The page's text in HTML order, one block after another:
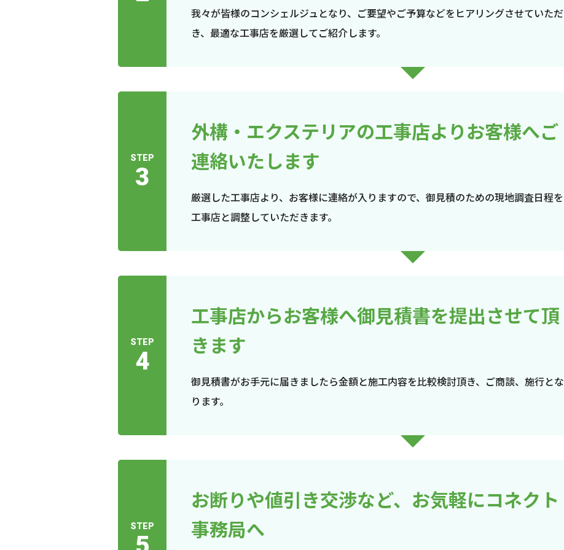
我々が皆様のコンシェルジュとなり、ご要望やご予算などをヒアリングさせていただ
き、最適な工事店を厳選してご紹介します。
STEP
3
外構・エクステリアの工事店よりお客様へご
連絡いたします
厳選した工事店より、お客様に連絡が入りますので、御見積のための現地調査日程を
工事店と調整していただきます。
STEP
4
工事店からお客様へ御見積書を提出させて頂
きます
御見積書がお手元に届きましたら金額と施工内容を比較検討頂き、ご商談、施行とな
ります。
STEP
お断りや値引き交渉など、お気軽にコネクト
事務局へ